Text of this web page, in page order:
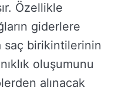
Özellikle
giderlere
saç birikintilerinin
oluşumunu
alınacak